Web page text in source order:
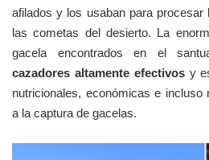
afilados y los usaban para
las cometas del desierto. La
gacela encontrados en el
cazadores altamente efectivosy
nutricionales, económicas e incluso
a la captura de gacelas.